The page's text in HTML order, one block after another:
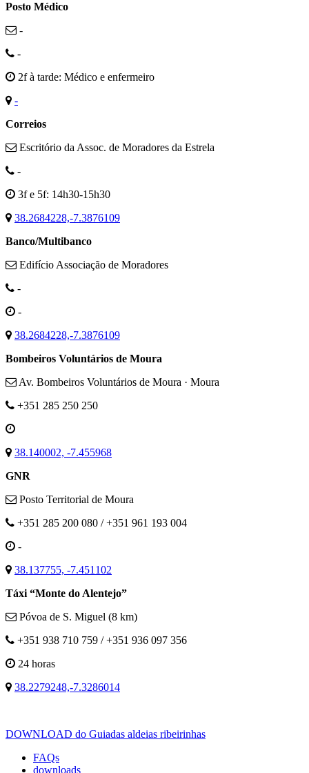
Posto Médico
-
-
2f à tarde: Médico e enfermeiro
-
Correios
Escritório da Assoc. de Moradores da Estrela
-
3f e 5f: 14h30-15h30
38.2684228,-7.3876109
Banco/Multibanco
Edifício Associação de Moradores
-
-
38.2684228,-7.3876109
Bombeiros Voluntários de Moura
Av. Bombeiros Voluntários de Moura · Moura
+351 285 250 250
38.140002, -7.455968
GNR
Posto Territorial de Moura
+351 285 200 080 / +351 961 193 004
-
38.137755, -7.451102
Táxi “Monte do Alentejo”
Póvoa de S. Miguel (8 km)
+351 938 710 759 / +351 936 097 356
24 horas
38.2279248,-7.3286014
DOWNLOAD do Guiadas aldeias ribeirinhas
FAQs
downloads